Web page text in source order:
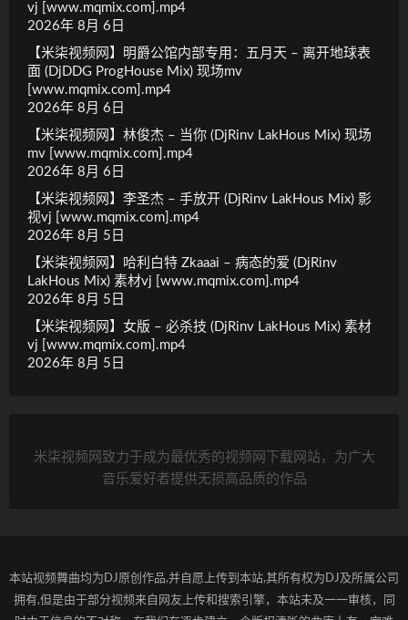
vj [www.mqmix.com].mp4
2026年 8月 6日
【米柒视频网】明爵公馆内部专用：五月天 – 离开地球表
面 (DjDDG ProgHouse Mix) 现场mv
[www.mqmix.com].mp4
2026年 8月 6日
【米柒视频网】林俊杰 – 当你 (DjRinv LakHous Mix) 现场
mv [www.mqmix.com].mp4
2026年 8月 6日
【米柒视频网】李圣杰 – 手放开 (DjRinv LakHous Mix) 影
视vj [www.mqmix.com].mp4
2026年 8月 5日
【米柒视频网】哈利白特 Zkaaai – 病态的爱 (DjRinv
LakHous Mix) 素材vj [www.mqmix.com].mp4
2026年 8月 5日
【米柒视频网】女版 – 必杀技 (DjRinv LakHous Mix) 素材
vj [www.mqmix.com].mp4
2026年 8月 5日
米柒视频网致力于成为最优秀的视频网下载网站，为广大
音乐爱好者提供无损高品质的作品
本站视频舞曲均为DJ原创作品,并自愿上传到本站,其所有权为DJ及所属公司
拥有,但是由于部分视频来自网友上传和搜索引擎，本站未及一一审核，同